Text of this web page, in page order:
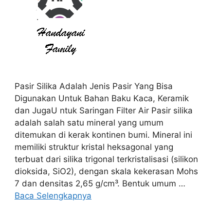
Pasir Silika Adalah Jenis Pasir Yang Bisa
Digunakan Untuk Bahan Baku Kaca, Keramik
dan JugaU ntuk Saringan Filter Air Pasir silika
adalah salah satu mineral yang umum
ditemukan di kerak kontinen bumi. Mineral ini
memiliki struktur kristal heksagonal yang
terbuat dari silika trigonal terkristalisasi (silikon
dioksida, SiO2), dengan skala kekerasan Mohs
7 dan densitas 2,65 g/cm³. Bentuk umum …
Baca Selengkapnya